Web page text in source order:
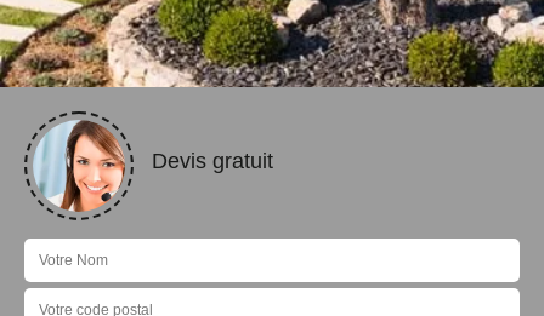
Devis gratuit